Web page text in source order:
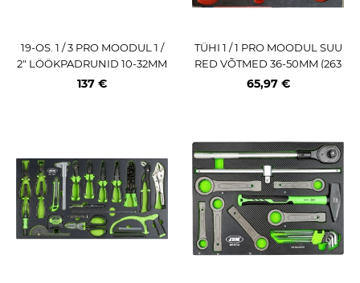
19-OS. 1 / 3 PRO MOODUL 1 /
2" LÖÖKPADRUNID 10-32MM
JA PIKENDUSED TRIUMF
137 €
TÜHI 1 / 1 PRO MOODUL SUU
RED VÕTMED 36-50MM (263
42T KÄRULE) TRIUMF
65,97 €